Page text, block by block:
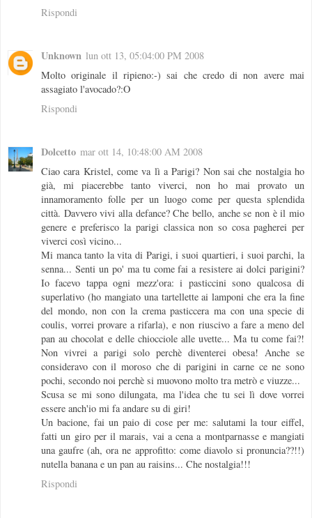
Rispondi
Unknown lun ott 13, 05:04:00 PM 2008
Molto originale il ripieno:-) sai che credo di non avere mai
assagiato l'avocado?:O
Rispondi
Dolcetto mar ott 14, 10:48:00 AM 2008
Ciao cara Kristel, come va lì a Parigi? Non sai che nostalgia ho
già, mi piacerebbe tanto viverci, non ho mai provato un
innamoramento folle per un luogo come per questa splendida
città. Davvero vivi alla defance? Che bello, anche se non è il mio
genere e preferisco la parigi classica non so cosa pagherei per
viverci così vicino...
Mi manca tanto la vita di Parigi, i suoi quartieri, i suoi parchi, la
senna... Senti un po' ma tu come fai a resistere ai dolci parigini?
Io facevo tappa ogni mezz'ora: i pasticcini sono qualcosa di
superlativo (ho mangiato una tartellette ai lamponi che era la fine
del mondo, non con la crema pasticcera ma con una specie di
coulis, vorrei provare a rifarla), e non riuscivo a fare a meno del
pan au chocolat e delle chiocciole alle uvette... Ma tu come fai?!
Non vivrei a parigi solo perchè diventerei obesa! Anche se
consideravo con il moroso che di parigini in carne ce ne sono
pochi, secondo noi perchè si muovono molto tra metrò e viuzze...
Scusa se mi sono dilungata, ma l'idea che tu sei lì dove vorrei
essere anch'io mi fa andare su di giri!
Un bacione, fai un paio di cose per me: salutami la tour eiffel,
fatti un giro per il marais, vai a cena a montparnasse e mangiati
una gaufre (ah, ora ne approfitto: come diavolo si pronuncia??!!)
nutella banana e un pan au raisins... Che nostalgia!!!
Rispondi